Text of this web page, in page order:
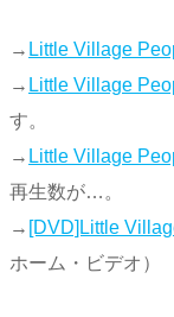
→ Little Village
→ Little Village
す。
→ Little Village
再生数が…。
→ [DVD]Little
ホーム・ビデオ）